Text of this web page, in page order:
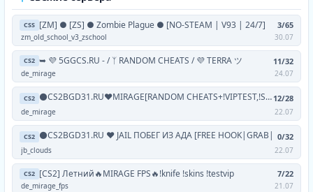
CSS [ZM] ● [ZS] ● Zombie Plague ● [NO-STEAM | V93 | 24/7] 3/65
zm_old_school_v3_zschool 30.07
CS2 ➥ 💜 5GGCS.RU - / ᛉ RANDOM CHEATS / 💜 TERRA ツ 11/32
de_mirage 24.07
CS2 ⚫CS2BGD31.RU❤MIRAGE[RANDOM CHEATS+!VIPTEST,!SKINS] 12/28
de_mirage 22.07
CS2 ⚫CS2BGD31.RU ❤ JAIL ПОБЕГ ИЗ АДА [FREE HOOK|GRAB| 0/32
jb_clouds 22.07
CS2 [CS2] Летний🔥MIRAGE FPS🔥!knife !skins !testvip 7/22
de_mirage_fps 21.07